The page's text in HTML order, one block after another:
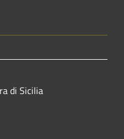
di Sicilia